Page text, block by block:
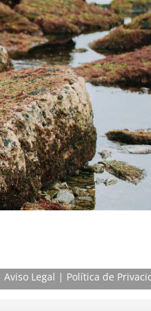
Aviso Legal | Política de